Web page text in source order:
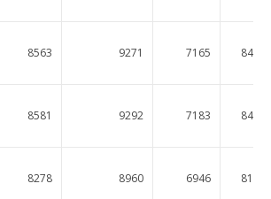
8563 9271 7165 8424
8581 9292 7183 8428
8278 8960 6946 8117